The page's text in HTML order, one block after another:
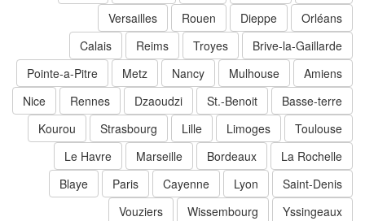
Orléans
Dieppe
Rouen
Versailles
Brive-la-Gaillarde
Troyes
Reims
Calais
Amiens
Mulhouse
Nancy
Metz
Pointe-a-Pitre
Basse-terre
St.-Benoit
Dzaoudzi
Rennes
Nice
Toulouse
Limoges
Strasbourg
Kourou
La Rochelle
Bordeaux
Marseille
Le Havre
Saint-Denis
Lyon
Cayenne
Paris
Blaye
Yssingeaux
Wissembourg
Vouziers